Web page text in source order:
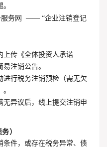
务网
—— “企业注销登记
上传《全体投资人承诺
注销公告。
进行税务注销预检（需无欠
无异议后，线上提交注销申
）
条件，或存在税务异常、债